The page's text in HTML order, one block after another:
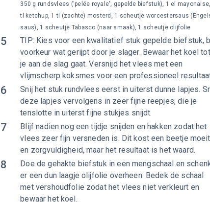
5
TIP: Kies voor een kwalitatief stuk gepelde biefstuk,
voorkeur wat gerijpt door je slager. Bewaar het koel tot
je aan de slag gaat. Versnijd het vlees met een
vlijmscherp koksmes voor een professioneel
350 g rundsvlees ('pelée royale', gepelde biefstuk), 1 el
tl ketchup, 1 tl (zachte) mosterd, 1 scheutje worcestersaus
saus), 1 scheutje Tabasco (naar smaak), 1 scheutje olijfolie
6
Snij het stuk rundvlees eerst in uiterst dunne lapjes.
deze lapjes vervolgens in zeer fijne reepjes, die je
tenslotte in uiterst fijne stukjes snijdt.
7
Blijf nadien nog een tijdje snijden en hakken zodat het
vlees zeer fijn versneden is. Dit kost een beetje
en zorgvuldigheid, maar het resultaat is het waard.
8
Doe de gehakte biefstuk in een mengschaal en
er een dun laagje olijfolie overheen. Bedek de schaal
met vershoudfolie zodat het vlees niet verkleurt en
bewaar het koel.